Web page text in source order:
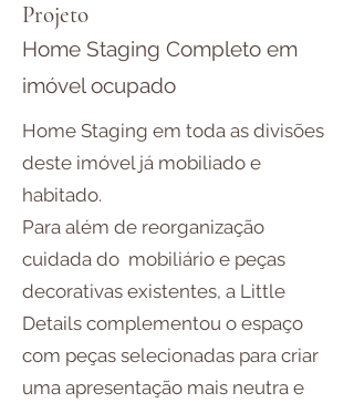
Projeto
Home Staging Completo em
imóvel ocupado
Home Staging em toda as divisões
deste imóvel já mobiliado e
habitado.
Para além de reorganização
cuidada do mobiliário e peças
decorativas existentes, a Little
Details complementou o espaço
com peças selecionadas para criar
uma apresentação mais neutra e